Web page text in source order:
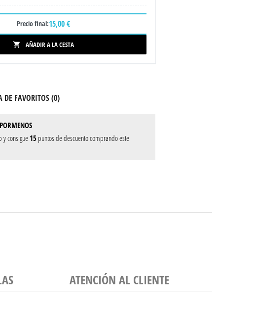
Precio final:15,00 €
 AÑADIR A LA CESTA
DE FAVORITOS (0)
y consigue 15puntos de descuento comprando este
ATENCIÓN AL CLIENTE